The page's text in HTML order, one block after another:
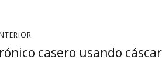
casero usando